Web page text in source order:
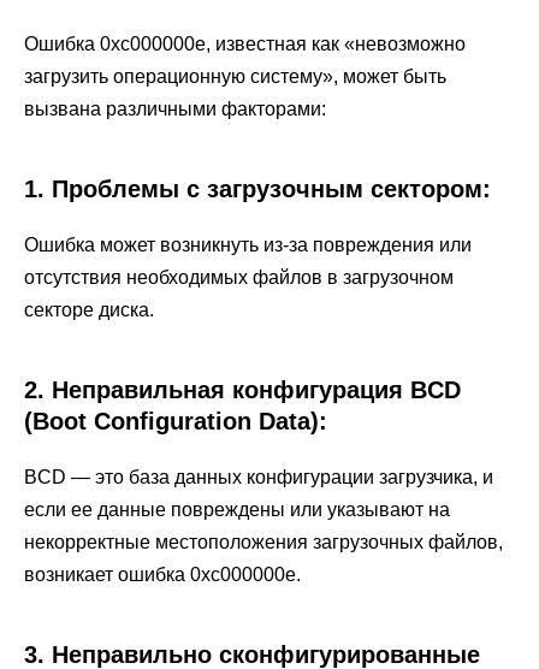
Ошибка 0xc000000e, известная как «невозможно
загрузить операционную систему», может быть
вызвана различными факторами:
1. Проблемы с загрузочным сектором:
Ошибка может возникнуть из-за повреждения или
отсутствия необходимых файлов в загрузочном
секторе диска.
2. Неправильная конфигурация BCD
(Boot Configuration Data):
BCD — это база данных конфигурации загрузчика, и
если ее данные повреждены или указывают на
некорректные местоположения загрузочных файлов,
возникает ошибка 0xc000000e.
3. Неправильно сконфигурированные